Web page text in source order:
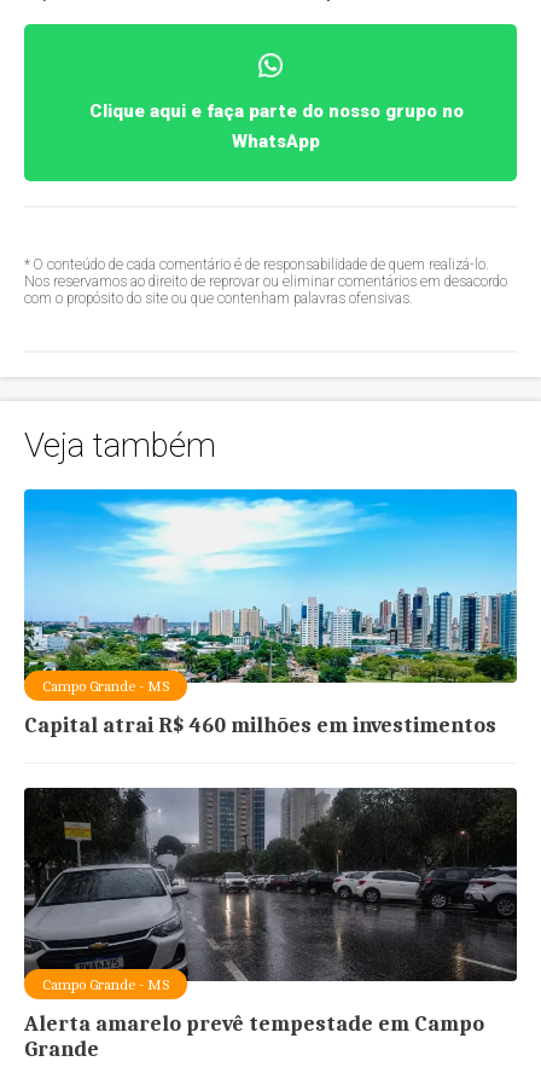
Clique aqui e faça parte do nosso grupo no
WhatsApp
* O conteúdo de cada comentário é de responsabilidade de quem realizá-lo.
Nos reservamos ao direito de reprovar ou eliminar comentários em desacordo
com o propósito do site ou que contenham palavras ofensivas.
Veja também
Campo Grande - MS
Capital atrai R$ 460 milhões em investimentos
Campo Grande - MS
Alerta amarelo prevê tempestade em Campo
Grande